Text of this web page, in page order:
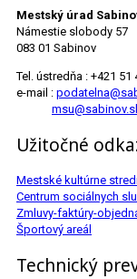
Mestský úrad
Námestie slobody 57
083 01 Sabinov
Tel. ústredňa : +421 51
e-mail :
Užitočné
Mestské kultúrne
Centrum sociálnych
Zmluvy-faktúry-
Športový areál
Technický